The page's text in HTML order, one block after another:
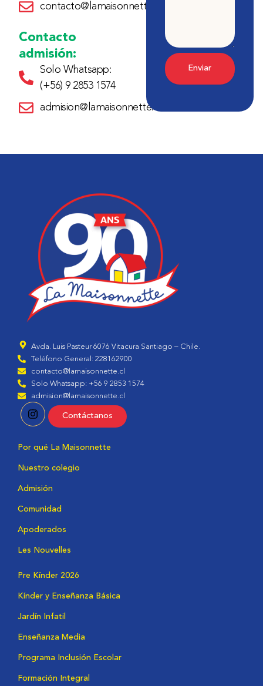
contacto@lamaisonnette.cl
Contacto
admisión:
Solo Whatsapp:
(+56) 9 2853 1574
admision@lamaisonnette.cl
Enviar
Avda. Luis Pasteur 6076 Vitacura Santiago – Chile.
Teléfono General: 228162900
contacto@lamaisonnette.cl
Solo Whatsapp: +56 9 2853 1574
admision@lamaisonnette.cl
Contáctanos
Por qué La Maisonnette
Nuestro colegio
Admisión
Comunidad
Apoderados
Les Nouvelles
Pre Kínder 2026
Kínder y Enseñanza Básica
Jardín Infatil
Enseñanza Media
Programa Inclusión Escolar
Formación Integral